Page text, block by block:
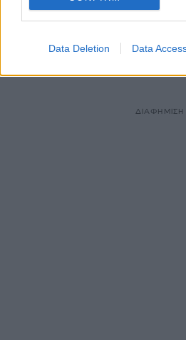
Data Deletion Data
για Χρυσό Φοίνικα
στις Κάννες η νέα
ΔΙΑΦΗΜΙΣΗ